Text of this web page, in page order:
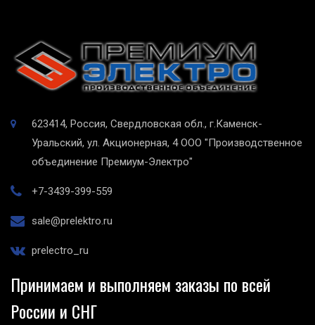
623414, Россия, Свердловская обл., г.Каменск-
Уральский, ул. Акционерная, 4 ООО "Производственное
объединение Премиум-Электро"
+7-3439-399-559
sale@prelektro.ru
prelectro_ru
Принимаем и выполняем заказы по всей
России и СНГ